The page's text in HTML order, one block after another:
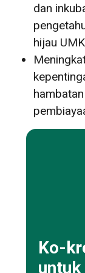
dan
hijau
Ko-